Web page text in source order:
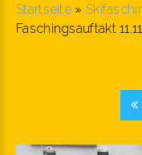
Startseite »
Faschingsauftakt